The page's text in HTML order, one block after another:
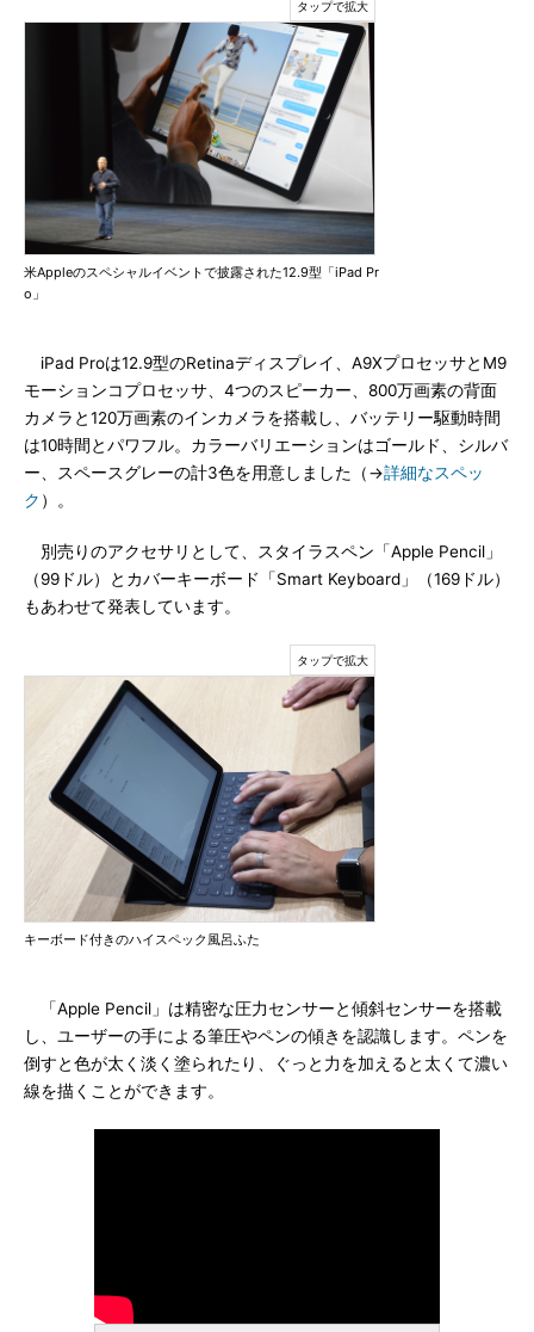
米Appleのスペシャルイベントで披露された12.9型「iPad Pr
o」
iPad Proは12.9型のRetinaディスプレイ、A9XプロセッサとM9
モーションコプロセッサ、4つのスピーカー、800万画素の背面
カメラと120万画素のインカメラを搭載し、バッテリー駆動時間
は10時間とパワフル。カラーバリエーションはゴールド、シルバ
ー、スペースグレーの計3色を用意しました（→詳細なスペッ
ク ）。
別売りのアクセサリとして、スタイラスペン「Apple Pencil」
（99ドル）とカバーキーボード「Smart Keyboard」（169ドル）
もあわせて発表しています。
キーボード付きのハイスペック風呂ふた
「Apple Pencil」は精密な圧力センサーと傾斜センサーを搭載
し、ユーザーの手による筆圧やペンの傾きを認識します。ペンを
倒すと色が太く淡く塗られたり、ぐっと力を加えると太くて濃い
線を描くことができます。